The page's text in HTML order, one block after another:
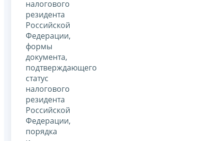
налогового
резидента
Российской
Федерации,
формы
документа,
подтверждающего
статус
налогового
резидента
Российской
Федерации,
порядка